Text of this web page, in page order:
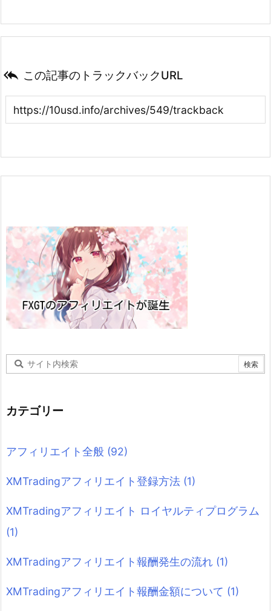
 この記事のトラックバックURL
カテゴリー
アフィリエイト全般 (92)
XMTradingアフィリエイト登録方法 (1)
XMTradingアフィリエイト ロイヤルティプログラム
(1)
XMTradingアフィリエイト報酬発生の流れ (1)
XMTradingアフィリエイト報酬金額について (1)